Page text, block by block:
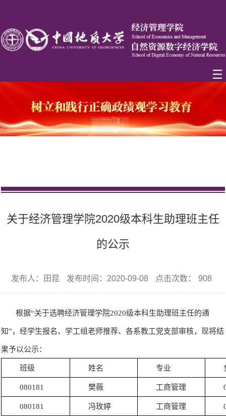
关于经济管理学院2020级本科生助理班主任
的公示
发布人：田昆 发布时间：2020-09-08 点击次数： 908
根据“关于选聘经济管理学院2020级本科生助理班主任的通
知”，经学生报名、学工组老师推荐、各系教工党支部审核，现将结
果予以公示：
班级 姓名 专业
080181 樊薇 工商管理
080181 冯玫婷 工商管理